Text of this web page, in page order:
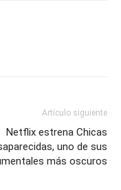
Artículo siguiente
Netflix estrena Chicas
uno de sus
más oscuros